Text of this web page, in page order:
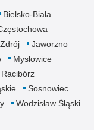
Bielsko-Biała
Jaworzno
Mysłowice
Racibórz
Sosnowiec
Wodzisław Śląski